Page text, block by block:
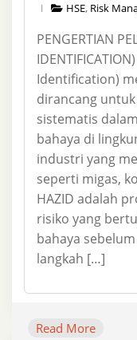
HSE, Risk
PENGERTIAN
Identification)
dirancang
sistematis
bahaya di
industri yang
seperti migas,
HAZID adalah
risiko yang
bahaya
langkah […]
Read More